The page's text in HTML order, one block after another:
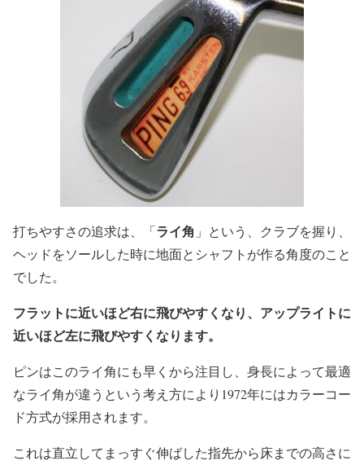
打ちやすさの追求は、「ライ角 」という、クラブを握り、
ヘッドをソールした時に地面とシャフトが作る角度のこと
でした。
フラットに近いほど右に飛びやすくなり、アップライトに
近いほど左に飛びやすくなります。
ピンはこのライ角にも早くから注目し、身長によって最適
なライ角が違うという考え方により1972年にはカラーコー
ド方式が採用されます。
これは直立してまっすぐ伸ばした指先から床までの高さに